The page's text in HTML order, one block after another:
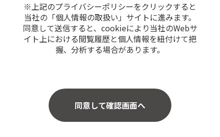
※上記のプライバシーポリシーをクリックすると
当社の「個人情報の取扱い」サイトに進みます。
同意して送信すると、cookieにより当社のWebサ
イト上における閲覧履歴と個人情報を紐付けて把
握、分析する場合があります。